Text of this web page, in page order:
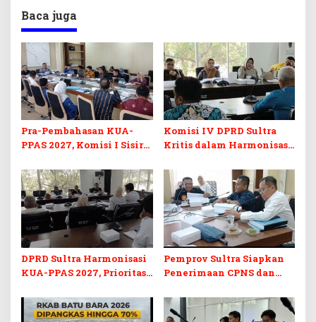
Baca juga
Pra-Pembahasan KUA-
PPAS 2027, Komisi I Sisir
Berkelanjutan
Komisi IV DPRD Sultra
Kritis dalam Harmonisasi
Perubahan APBD 2026
DPRD Sultra Harmonisasi
KUA-PPAS 2027, Prioritas
dan Pelunasan Utang
Infrastruktur
Pemprov Sultra Siapkan
Penerimaan CPNS dan
Desak Formasi Disabilitas